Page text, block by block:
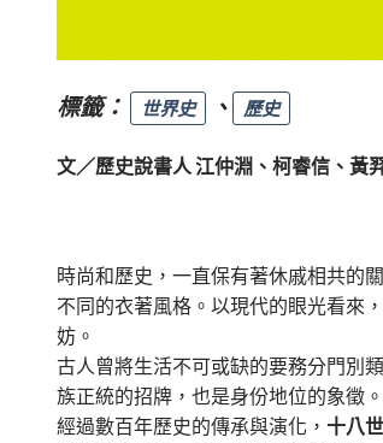
標籤： 世界史 、 歷史
文／歷史說書人 江仲淵、柯睿信、黃
時尚和歷史，一直保有著休戚相共的關
不同的衣著風格。以現代的眼光看來
妨。
古人曾將生活不可或缺的要務分門別
族正統的招牌，也是身份地位的象徵
經過數百年歷史的傳承與演化， 十八